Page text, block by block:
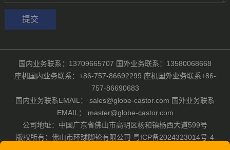
国内业务联系：13709665707 国外业务联系：13580068668
座机国内业务联系：+86-757-86692299 座机国外业务联系+86-
757-86690683
国内业务联系EMAIL： sales@globe-castor.com 国外业务联系
EMAIL： master@globe-castor.com
公司地址：中国广东省佛山市高明区杨和镇杨西大道599号
版权所有：佛山市环球脚轮有限公司 粤ICP备2024323014号-4